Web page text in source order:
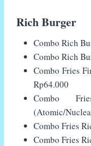
Rich Burger
Combo Rich
Combo Rich
Combo Fries
Rp64.000
Combo
(Atomic/
Combo Fries
Combo Fries